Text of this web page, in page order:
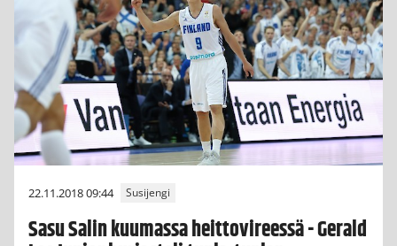
22.11.2018 09:44 Susijengi
Sasu Salin kuumassa heittovireessä - Gerald